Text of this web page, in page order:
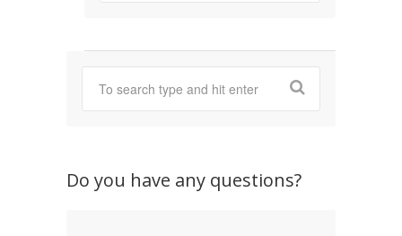
Do you have any questions?